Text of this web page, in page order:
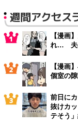
週間アクセス
【漫画
れ… 夫
【漫画
個室の
前日に
抜けカ
テそう